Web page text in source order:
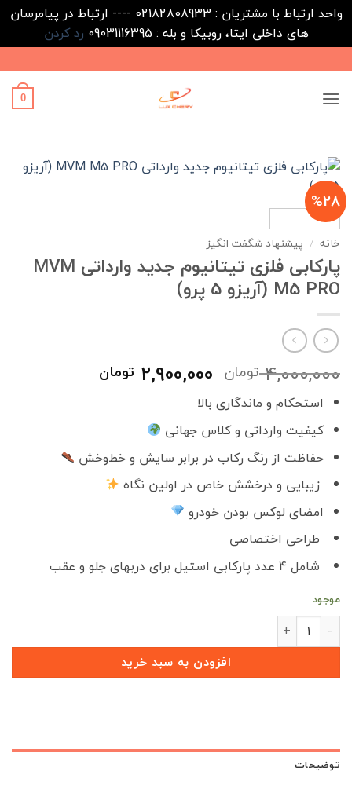
واحد ارتباط با مشتریان : 02182808933 ---- ارتباط در پیامرسان
های داخلی ایتا، روبیکا و بله : 09031116395
رد کردن
to
content
0
%28
خانه / پیشنهاد شگفت انگیز
پارکابی فلزی تیتانیوم جدید وارداتی MVM
M5 PRO (آریزو 5 پرو)
4,000,000 تومان قیمت
اصلی
بود.
2,900,000 تومان
استحکام و ماندگاری بالا
کیفیت وارداتی و کلاس جهانی
حفاظت از رنگ رکاب در برابر سایش و خط‌وخش
زیبایی و درخشش خاص در اولین نگاه
امضای لوکس بودن خودرو
طراحی اختصاصی
شامل 4 عدد پارکابی استیل برای دربهای جلو و عقب
موجود
پارکابی فلزی تیتانیوم جدید وارداتی MVM M5 PRO (آریزو 5 پرو) عدد
افزودن به سبد خرید
توضیحات